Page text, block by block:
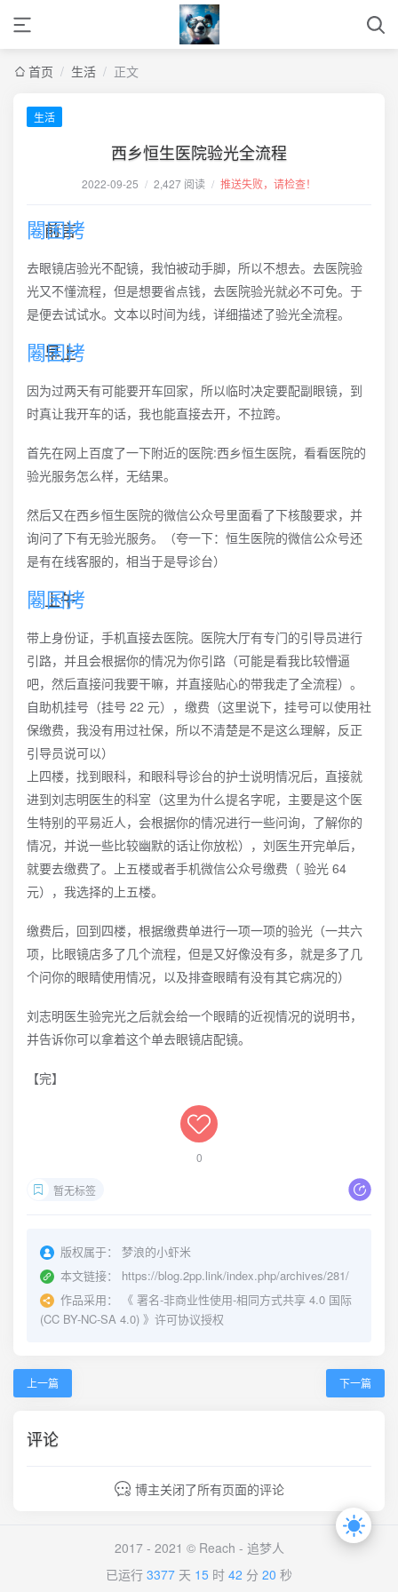
首页 / 生活 / 正文
生活
西乡恒生医院验光全流程
2022-09-25 / 2,427 阅读 / 推送失败，请检查！
前言
去眼镜店验光不配镜，我怕被动手脚，所以不想去。去医院验
光又不懂流程，但是想要省点钱，去医院验光就必不可免。于
是便去试试水。文本以时间为线，详细描述了验光全流程。
早上
因为过两天有可能要开车回家，所以临时决定要配副眼镜，到
时真让我开车的话，我也能直接去开，不拉跨。
首先在网上百度了一下附近的医院:西乡恒生医院，看看医院的
验光服务怎么样，无结果。
然后又在西乡恒生医院的微信公众号里面看了下核酸要求，并
询问了下有无验光服务。（夸一下：恒生医院的微信公众号还
是有在线客服的，相当于是导诊台）
上午
带上身份证，手机直接去医院。医院大厅有专门的引导员进行
引路，并且会根据你的情况为你引路（可能是看我比较懵逼
吧，然后直接问我要干嘛，并直接贴心的带我走了全流程）。
自助机挂号（挂号 22 元），缴费（这里说下，挂号可以使用社
保缴费，我没有用过社保，所以不清楚是不是这么理解，反正
引导员说可以）
上四楼，找到眼科，和眼科导诊台的护士说明情况后，直接就
进到刘志明医生的科室（这里为什么提名字呢，主要是这个医
生特别的平易近人，会根据你的情况进行一些问询，了解你的
情况，并说一些比较幽默的话让你放松），刘医生开完单后，
就要去缴费了。上五楼或者手机微信公众号缴费（ 验光 64
元），我选择的上五楼。
缴费后，回到四楼，根据缴费单进行一项一项的验光（一共六
项，比眼镜店多了几个流程，但是又好像没有多，就是多了几
个问你的眼睛使用情况，以及排查眼睛有没有其它病况的）
刘志明医生验完光之后就会给一个眼睛的近视情况的说明书，
并告诉你可以拿着这个单去眼镜店配镜。
【完】
0
暂无标签
版权属于：
梦浪的小虾米
本文链接：
https://blog.2pp.link/index.php/archives/281/
作品采用：
《 署名-非商业性使用-相同方式共享 4.0 国际
(CC BY-NC-SA 4.0) 》许可协议授权
上一篇 下一篇
评论
博主关闭了所有页面的评论
2017 - 2021 © Reach - 追梦人
已运行 3377 天 15 时 42 分 20 秒